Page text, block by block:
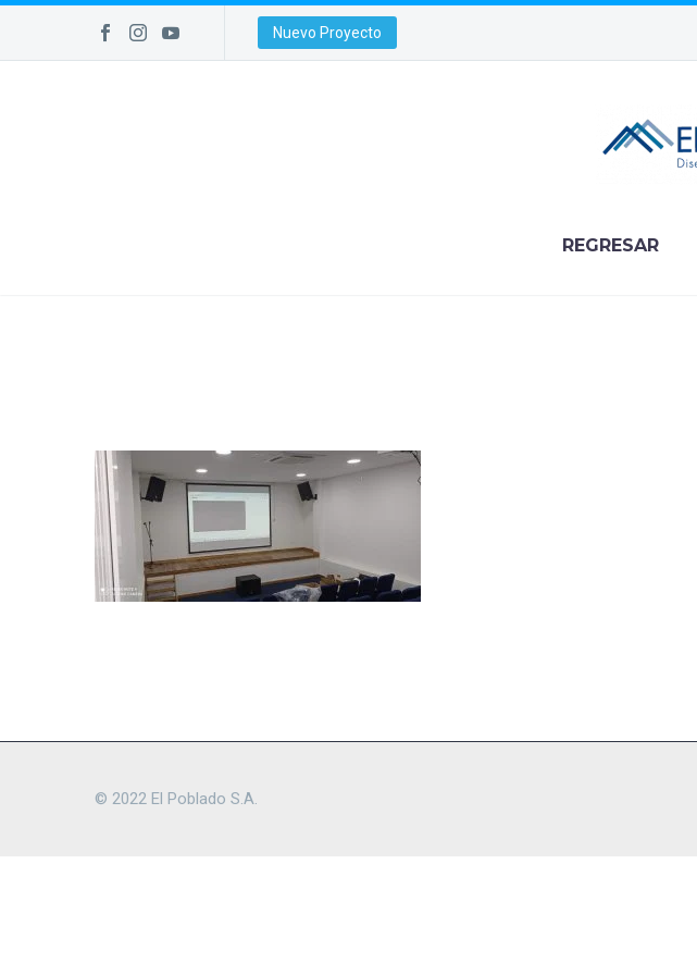
Nuevo Proyecto
REGRESAR
© 2022 El Poblado S.A.